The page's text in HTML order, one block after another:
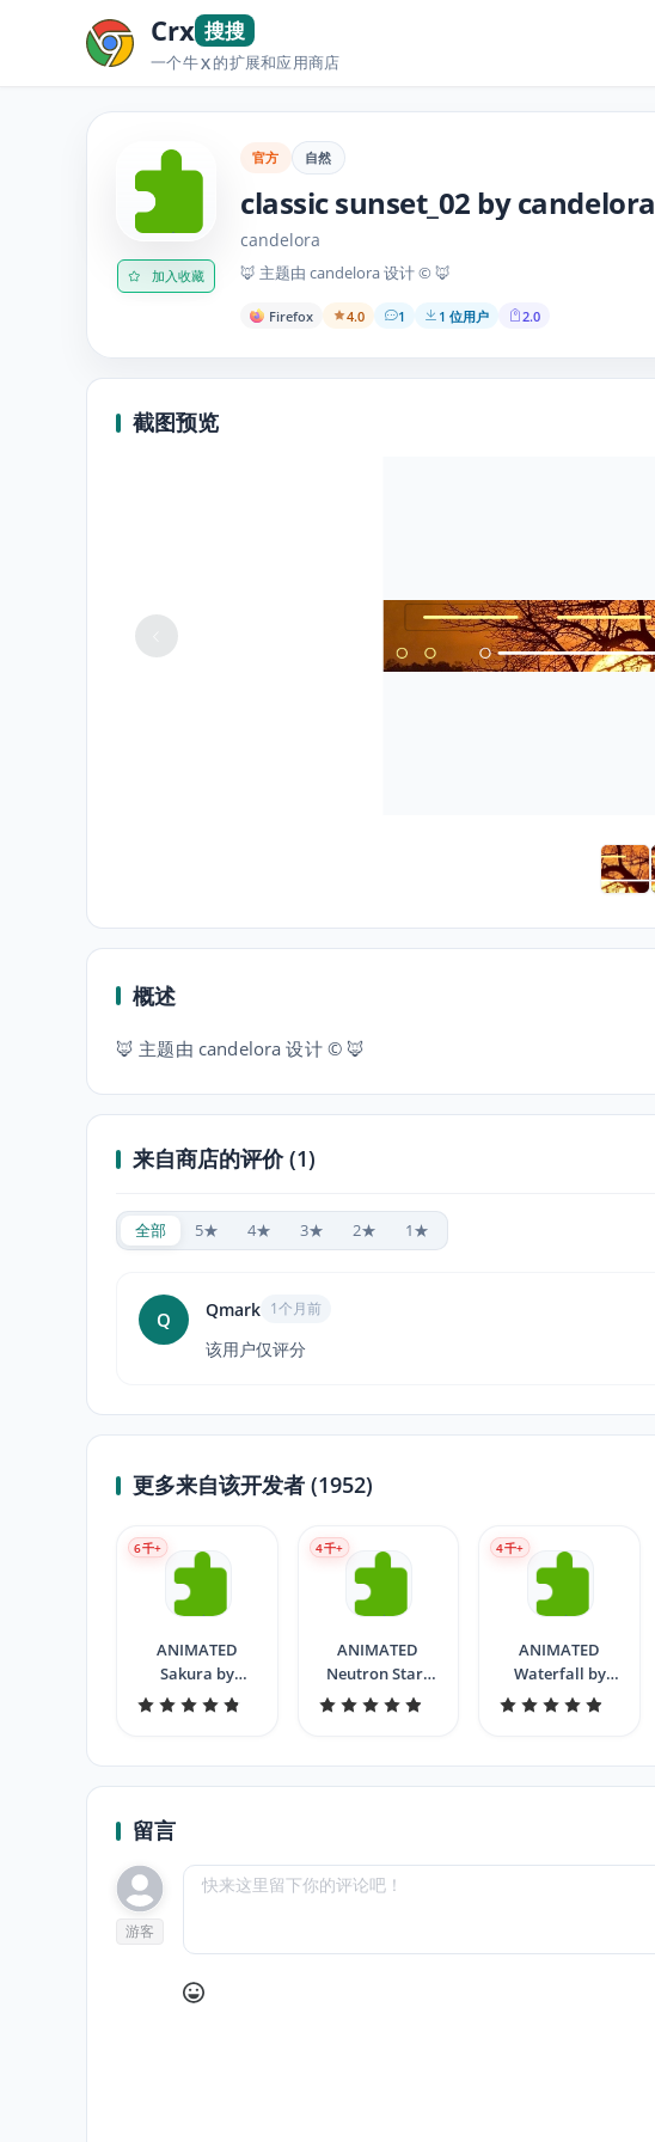
Crx 搜搜
一个牛X的扩展和应用商店
加入收藏
官方 自然
classic sunset_02 by candelora
candelora
🦊 主题由 candelora 设计 © 🦊
Firefox 4.0 1 1 位用户 2.0
截图预览
概述
🦊 主题由 candelora 设计 © 🦊
来自商店的评价 (1)
全部 5★ 4★ 3★ 2★ 1★
Q Qmark 1个月前
该用户仅评分
更多来自该开发者 (1952)
ANIMATED
Sakura by
candelora
6千+
ANIMATED
Neutron Stars
by candelora
4千+
ANIMATED
Waterfall by
candelora
4千+
留言
游客